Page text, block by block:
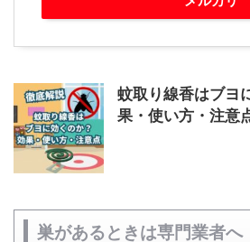
蚊取り線香はブヨ
果・使い方・注意
巣があるときは専門業者へ